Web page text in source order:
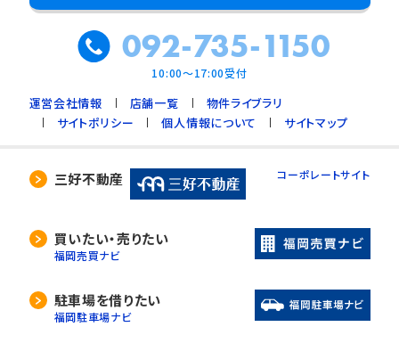
092-735-1150
10:00～17:00受付
運営会社情報 店舗一覧
物件ライブラリ
サイトポリシー
個人情報について サイトマップ
三好不動産 コーポレートサイト
買いたい・売りたい
福岡売買ナビ
駐車場を借りたい
福岡駐車場ナビ